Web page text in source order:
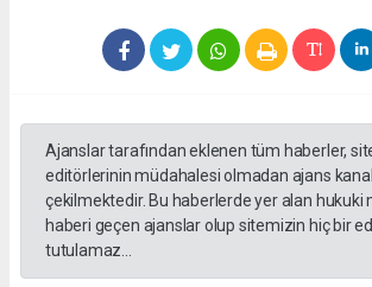
Ajanslar tarafından eklenen tüm haberler,
editörlerinin müdahalesi olmadan ajans
çekilmektedir. Bu haberlerde yer alan hukuki
haberi geçen ajanslar olup sitemizin hiç bir
tutulamaz...